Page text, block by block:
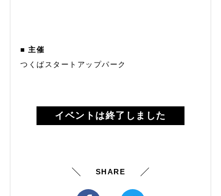
■ 主催
つくばスタートアップパーク
イベントは終了しました
SHARE